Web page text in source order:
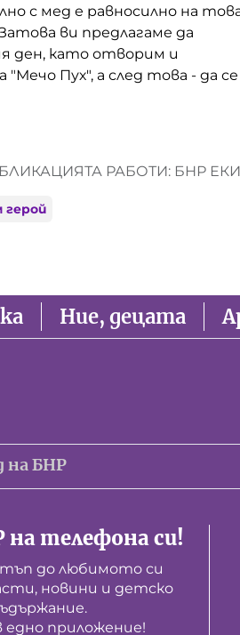
с мед е равносилно на
ви предлагаме да
ден, като отворим и
Пух", а след това - да се
РАБОТИ: БНР
герой
Ние, децата
на БНР
на телефона си!
до любимото си
новини и детско
едно приложение!